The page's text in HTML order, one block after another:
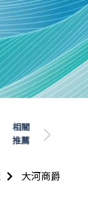
相關
推薦
大河商爵